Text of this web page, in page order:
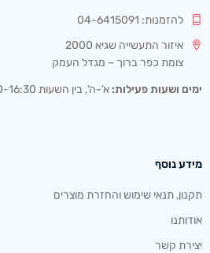
להזמנות: 04-6415091
איזור התעשייה שגיא 2000
צומת כפר ברוך – מגדל העמק
ימים ושעות פעילות: א’-ה’, בין השעות 08:30-16:30
מידע נוסף
תקנון, תנאי שימוש והחזרת מוצרים
אודותנו
יצירת קשר